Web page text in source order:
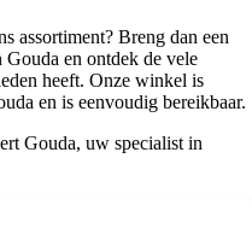
assortiment? Breng dan een
en ontdek de vele
heeft. Onze winkel is
en is eenvoudig bereikbaar.
Gouda, uw specialist in